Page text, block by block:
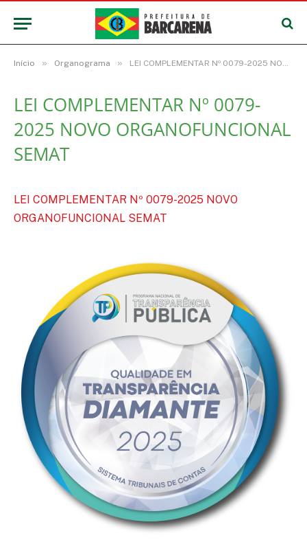
Início » Organograma » LEI COMPLEMENTAR Nº 0079-2025 NOVO ORGANOFUNCIONAL SEMAT
LEI COMPLEMENTAR Nº 0079-
2025 NOVO ORGANOFUNCIONAL
SEMAT
LEI COMPLEMENTAR Nº 0079-2025 NOVO
ORGANOFUNCIONAL SEMAT